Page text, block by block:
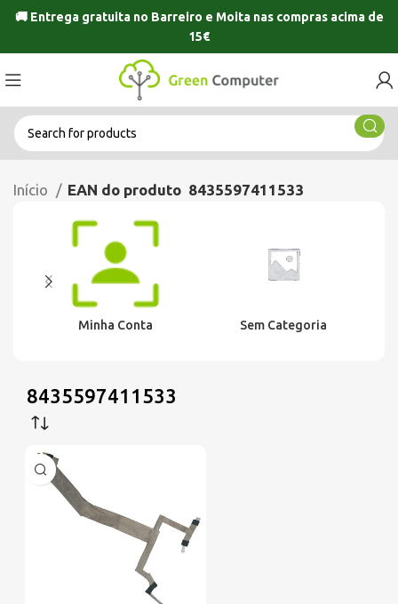
🚚 Entrega gratuita no Barreiro e Moitanas compras acima de
15€
Início EAN do produto 8435597411533
Minha Conta Sem Categoria
8435597411533